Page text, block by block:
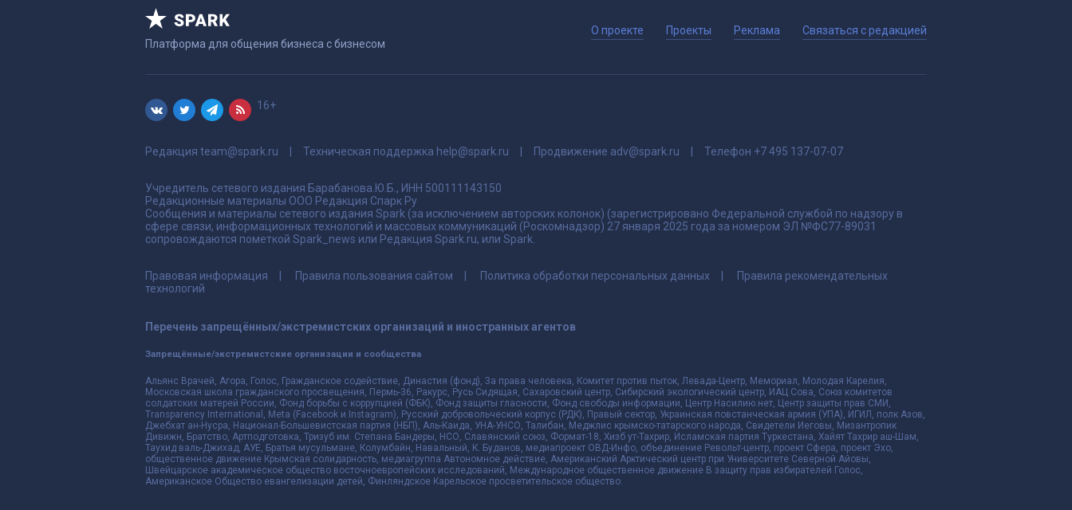
Платформа для общения бизнеса с бизнесом
О проекте Проекты Реклама Связаться с редакцией
16+
Редакция team@spark.ru Техническая поддержка help@spark.ru Продвижение adv@spark.ru Телефон +7 495 137-07-07
Учредитель сетевого издания Барабанова.Ю.Б., ИНН 500111143150
Редакционные материалы ООО Редакция Спарк Ру
Сообщения и материалы сетевого издания Spark (за исключением авторских колонок) (зарегистрировано Федеральной службой по надзору в
сфере связи, информационных технологий и массовых коммуникаций (Роскомнадзор) 27 января 2025 года за номером ЭЛ №ФС77-89031
сопровождаются пометкой Spark_news или Редакция Spark.ru, или Spark.
Правовая информация Правила пользования сайтом Политика обработки персональных данных
Правила рекомендательных
технологий
Перечень запрещённых/экстремистских организаций и иностранных агентов
Запрещённые/экстремистские организации и сообщества
Альянс Врачей, Агора, Голос, Гражданское содействие, Династия (фонд), За права человека, Комитет против пыток, Левада-Центр, Мемориал, Молодая Карелия,
Московская школа гражданского просвещения, Пермь-36, Ракурс, Русь Сидящая, Сахаровский центр, Сибирский экологический центр, ИАЦ Сова, Союз комитетов
солдатских матерей России, Фонд борьбы с коррупцией (ФБК), Фонд защиты гласности, Фонд свободы информации, Центр Насилию.нет, Центр защиты прав СМИ,
Transparency International, Meta (Facebook и Instagram), Русский добровольческий корпус (РДК), Правый сектор, Украинская повстанческая армия (УПА), ИГИЛ, полк Азов,
Джебхат ан-Нусра, Национал-Большевистская партия (НБП), Аль-Каида, УНА-УНСО, Талибан, Меджлис крымско-татарского народа, Свидетели Иеговы, Мизантропик
Дивижн, Братство, Артподготовка, Тризуб им. Степана Бандеры, НСО, Славянский союз, Формат-18, Хизб ут-Тахрир, Исламская партия Туркестана, Хайят Тахрир аш-Шам,
Таухид валь-Джихад, АУЕ, Братья мусульмане, Колумбайн, Навальный, К. Буданов, медиапроект ОВД-Инфо, объединение Револьт-центр, проект Сфера, проект Эхо,
общественное движение Крымская солидарность, медиагруппа Автономное действие, Американский Арктический центр при Университете Северной Айовы,
Швейцарское академическое общество восточноевропейских исследований, Международное общественное движение В защиту прав избирателей Голос,
Американское Общество евангелизации детей, Финляндское Карельское просветительское общество.